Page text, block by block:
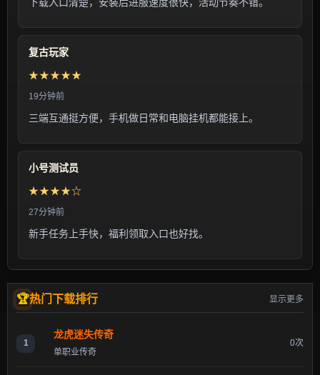
复古玩家
★★★★★
19分钟前
三端互通挺方便，手机做日常和电脑挂机都能接上。
小号测试员
★★★★☆
27分钟前
新手任务上手快，福利领取入口也好找。
热门下载排行 显示更多
1
龙虎迷失传奇
单职业传奇
0次